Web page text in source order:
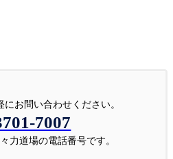
お問い合わせください。
7007
力道場の電話番号です。